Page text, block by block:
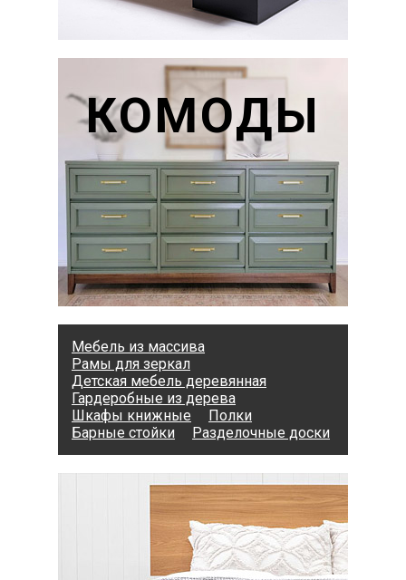
КОМОДЫ
Мебель из массива
Рамы для зеркал
Детская мебель деревянная
Гардеробные из дерева
Шкафы книжные
Полки
Барные стойки
Разделочные доски